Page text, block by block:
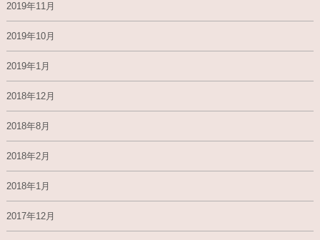
2019年11月
2019年10月
2019年1月
2018年12月
2018年8月
2018年2月
2018年1月
2017年12月